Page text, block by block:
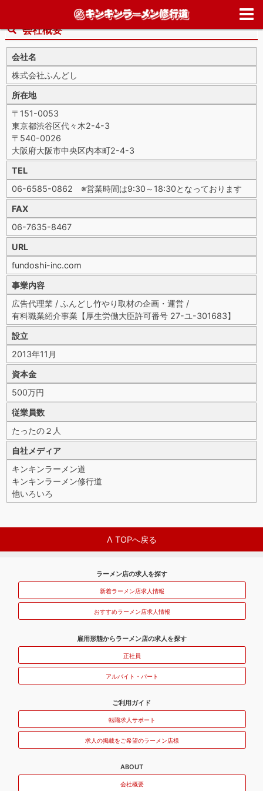
会社概要
会社概要
会社名
株式会社ふんどし
所在地
〒151-0053
東京都渋谷区代々木2-4-3
〒540-0026
大阪府大阪市中央区内本町2-4-3
TEL
06-6585-0862 ※営業時間は9:30～18:30となっております
FAX
06-7635-8467
URL
fundoshi-inc.com
事業内容
広告代理業 / ふんどし竹やり取材の企画・運営 /
有料職業紹介事業【厚生労働大臣許可番号 27-ユ-301683】
設立
2013年11月
資本金
500万円
従業員数
たったの２人
自社メディア
キンキンラーメン道
キンキンラーメン修行道
他いろいろ
Λ TOPへ戻る
ラーメン店の求人を探す
新着ラーメン店求人情報
おすすめラーメン店求人情報
雇用形態からラーメン店の求人を探す
正社員
アルバイト・パート
ご利用ガイド
転職求人サポート
求人の掲載をご希望のラーメン店様
ABOUT
会社概要